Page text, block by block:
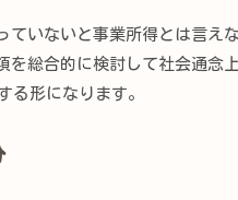
いないと事業所得とは言え
総合的に検討して社会通念
る形になります。